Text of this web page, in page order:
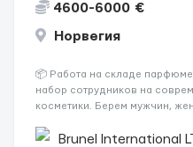
4600-6000 €
Норвегия
📦 Работа на складе
набор сотрудников на
косметики. Берем мужчин,
обучают уже после приезда.
Brunel International